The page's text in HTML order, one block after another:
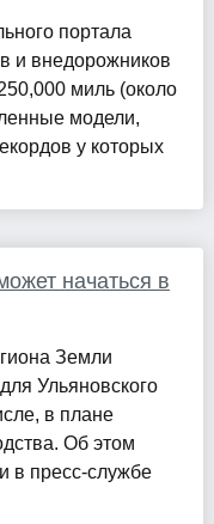
портала
и внедорожников
миль (около
модели,
у которых
начаться в
Земли
Ульяновского
в плане
Об этом
в пресс-службе